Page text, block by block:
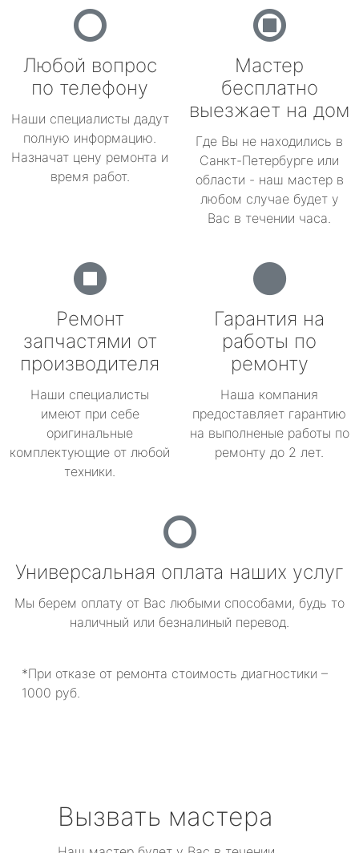
Любой вопрос
по телефону
Наши специалисты дадут
полную информацию.
Назначат цену ремонта и
время работ.
Мастер
бесплатно
выезжает на дом
Где Вы не находились в
Санкт-Петербурге или
области - наш мастер в
любом случае будет у
Вас в течении часа.
Ремонт
запчастями от
производителя
Наши специалисты
имеют при себе
оригинальные
комплектующие от любой
техники.
Гарантия на
работы по
ремонту
Наша компания
предоставляет гарантию
на выполненые работы по
ремонту до 2 лет.
Универсальная оплата наших услуг
Мы берем оплату от Вас любыми способами, будь то
наличный или безналиный перевод.
*При отказе от ремонта стоимость диагностики –
1000 руб.
Вызвать мастера